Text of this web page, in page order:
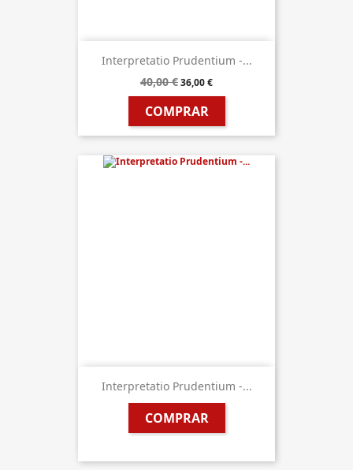
Interpretatio Prudentium -...
40,00 €36,00 €
COMPRAR
Interpretatio Prudentium -...
COMPRAR